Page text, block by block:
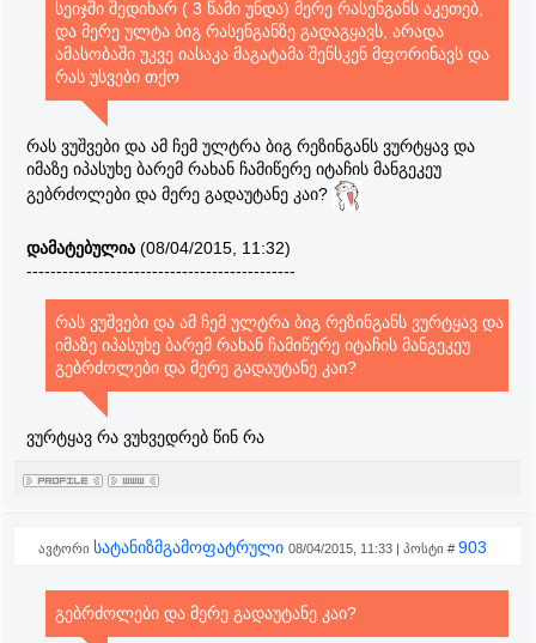
სეიჯში შედიხარ ( 3 წამი უნდა) მერე რასენგანს აკეთებ,
და მერე ულტა ბიგ რასენგანზე გადაგყავს, არადა
ამასობაში უკვე იასაკა მაგატამა შენსკენ მფორინავს და
რას უსვები თქო
რას ვუშვები და ამ ჩემ ულტრა ბიგ რეზინგანს ვურტყავ და
იმაზე იპასუხე ბარემ რახან ჩამიწერე იტაჩის მანგეკეუ
გებრძოლები და მერე გადაუტანე კაი?
დამატებულია (08/04/2015, 11:32)
---------------------------------------------
რას ვუშვები და ამ ჩემ ულტრა ბიგ რეზინგანს ვურტყავ და
იმაზე იპასუხე ბარემ რახან ჩამიწერე იტაჩის მანგეკეუ
გებრძოლები და მერე გადაუტანე კაი?
ვურტყავ რა ვუხვედრებ წინ რა
ავტორი სატანიზმგამოფატრული 08/04/2015, 11:33 | პოსტი # 903
გებრძოლები და მერე გადაუტანე კაი?